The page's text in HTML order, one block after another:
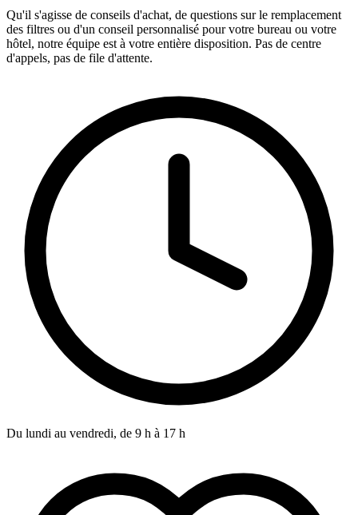
Qu'il s'agisse de conseils d'achat, de questions sur le remplacement
des filtres ou d'un conseil personnalisé pour votre bureau ou votre
hôtel, notre équipe est à votre entière disposition. Pas de centre
d'appels, pas de file d'attente.
Du lundi au vendredi, de 9 h à 17 h